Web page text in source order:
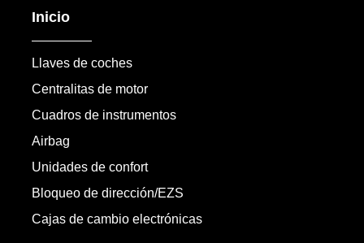
Inicio
Llaves de coches
Centralitas de motor
Cuadros de instrumentos
Airbag
Unidades de confort
Bloqueo de dirección/EZS
Cajas de cambio electrónicas